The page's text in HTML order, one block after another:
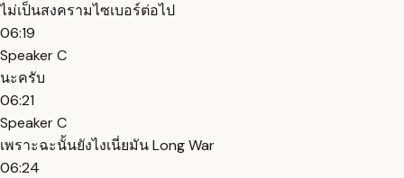
ไม่เป็นสงครามไซเบอร์ต่อไป
06:19
Speaker C
นะครับ
06:21
Speaker C
เพราะฉะนั้นยังไงเนี่ยมัน Long War
06:24